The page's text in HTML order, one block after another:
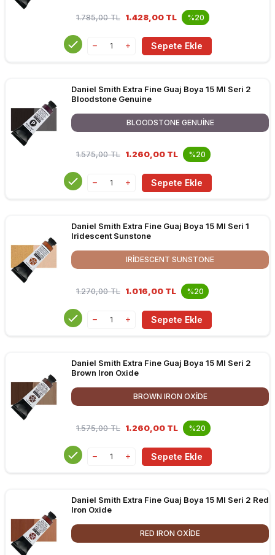
1.785,00TL 1.428,00 TL %20
Sepete Ekle
Daniel Smith Extra Fine Guaj Boya 15 Ml Seri 2
Bloodstone Genuine
BLOODSTONE GENUINE
1.575,00TL 1.260,00 TL %20
Sepete Ekle
Daniel Smith Extra Fine Guaj Boya 15 Ml Seri 1
Iridescent Sunstone
IRIDESCENT SUNSTONE
1.270,00TL 1.016,00 TL %20
Sepete Ekle
Daniel Smith Extra Fine Guaj Boya 15 Ml Seri 2
Brown Iron Oxide
BROWN IRON OXIDE
1.575,00TL 1.260,00 TL %20
Sepete Ekle
Daniel Smith Extra Fine Guaj Boya 15 Ml Seri 2 Red
Iron Oxide
RED IRON OXIDE